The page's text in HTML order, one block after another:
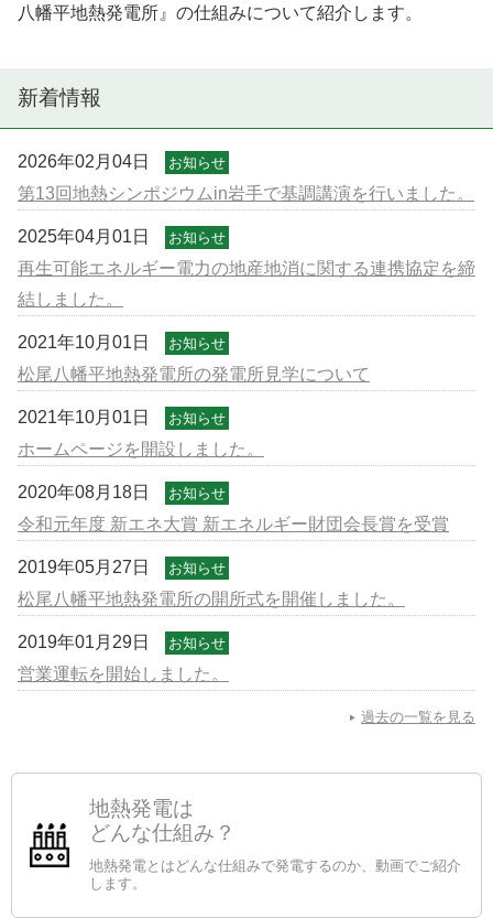
八幡平地熱発電所』の仕組みについて紹介します。
新着情報
2026年02月04日 お知らせ
第13回地熱シンポジウムin岩手で基調講演を行いました。
2025年04月01日 お知らせ
再生可能エネルギー電力の地産地消に関する連携協定を締
結しました。
2021年10月01日 お知らせ
松尾八幡平地熱発電所の発電所見学について
2021年10月01日 お知らせ
ホームページを開設しました。
2020年08月18日 お知らせ
令和元年度 新エネ大賞 新エネルギー財団会長賞を受賞
2019年05月27日 お知らせ
松尾八幡平地熱発電所の開所式を開催しました。
2019年01月29日 お知らせ
営業運転を開始しました。
過去の一覧を見る
地熱発電は
どんな仕組み？
地熱発電とはどんな仕組みで発電するのか、動画でご紹介
します。